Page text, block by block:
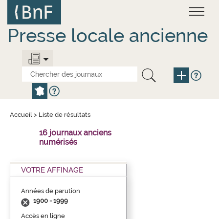
contenu
principal
Presse locale ancienne
Accueil > Liste de résultats
16 journaux anciens
numérisés
VOTRE AFFINAGE
Années de parution
1900 - 1999
Accès en ligne
Panneau de gestion des cookies